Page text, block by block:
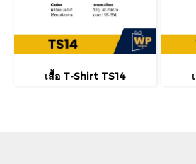
เสื้อ T-Shirt TS14